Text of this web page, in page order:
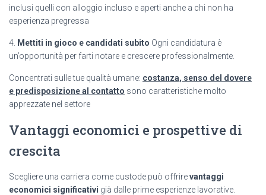
inclusi quelli con alloggio incluso e aperti anche a chi non ha
esperienza pregressa
4. Mettiti in gioco e candidati subito Ogni candidatura è
un’opportunità per farti notare e crescere professionalmente.
Concentrati sulle tue qualità umane: costanza, senso del dovere
e predisposizione al contatto sono caratteristiche molto
apprezzate nel settore
Vantaggi economici e prospettive di
crescita
Scegliere una carriera come custode può offrirevantaggi
economici significativi già dalle prime esperienze lavorative.